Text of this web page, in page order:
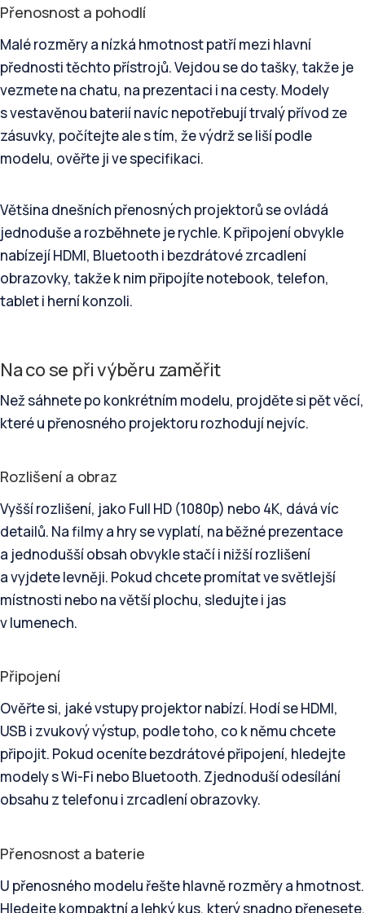
Přenosnost a pohodlí
Malé rozměry a nízká hmotnost patří mezi hlavní
přednosti těchto přístrojů. Vejdou se do tašky, takže je
vezmete na chatu, na prezentaci i na cesty. Modely
s vestavěnou baterií navíc nepotřebují trvalý přívod ze
zásuvky, počítejte ale s tím, že výdrž se liší podle
modelu, ověřte ji ve specifikaci.
Většina dnešních přenosných projektorů se ovládá
jednoduše a rozběhnete je rychle. K připojení obvykle
nabízejí HDMI, Bluetooth i bezdrátové zrcadlení
obrazovky, takže k nim připojíte notebook, telefon,
tablet i herní konzoli.
Na co se při výběru zaměřit
Než sáhnete po konkrétním modelu, projděte si pět věcí,
které u přenosného projektoru rozhodují nejvíc.
Rozlišení a obraz
Vyšší rozlišení, jako Full HD (1080p) nebo 4K, dává víc
detailů. Na filmy a hry se vyplatí, na běžné prezentace
a jednodušší obsah obvykle stačí i nižší rozlišení
a vyjdete levněji. Pokud chcete promítat ve světlejší
místnosti nebo na větší plochu, sledujte i jas
v lumenech.
Připojení
Ověřte si, jaké vstupy projektor nabízí. Hodí se HDMI,
USB i zvukový výstup, podle toho, co k němu chcete
připojit. Pokud oceníte bezdrátové připojení, hledejte
modely s Wi-Fi nebo Bluetooth. Zjednoduší odesílání
obsahu z telefonu i zrcadlení obrazovky.
Přenosnost a baterie
U přenosného modelu řešte hlavně rozměry a hmotnost.
Hledejte kompaktní a lehký kus, který snadno přenesete.